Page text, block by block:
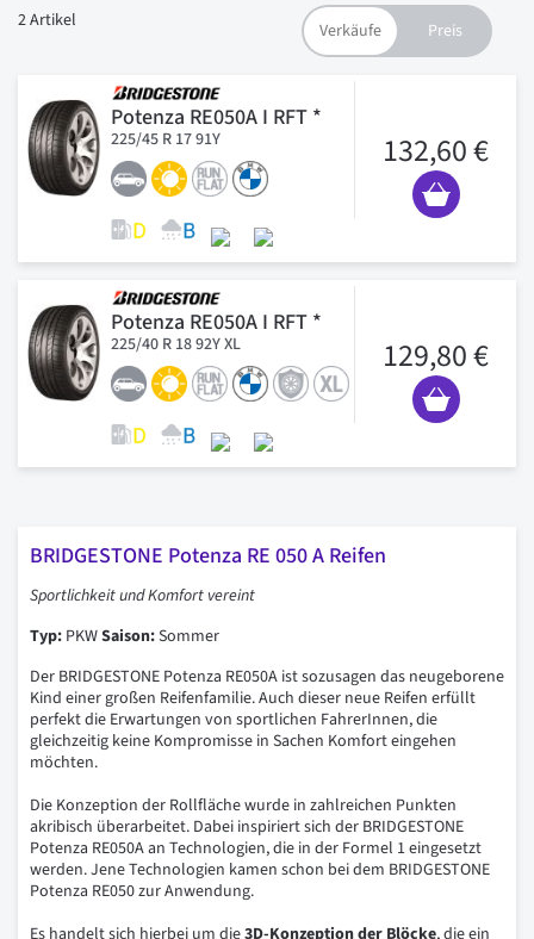
2Artikel
Potenza RE050A I RFT *
225/45 R 17 91Y 132,60 €
Potenza RE050A I RFT *
225/40 R 18 92Y XL 129,80 €
BRIDGESTONE Potenza RE 050 A Reifen
SportlichkeitundKomfort vereint
Typ: PKWSaison:Sommer
Der BRIDGESTONE Potenza RE050A ist sozusagen das neugeborene
Kind einer großen Reifenfamilie. Auch dieser neue Reifen erfüllt
perfekt die Erwartungen von sportlichen FahrerInnen, die
gleichzeitig keine Kompromisse in Sachen Komfort eingehen
möchten.
Die Konzeption der Rollfläche wurde in zahlreichen Punkten
akribisch überarbeitet. Dabei inspiriert sich der BRIDGESTONE
Potenza RE050A an Technologien, die in der Formel 1 eingesetzt
werden. Jene Technologien kamen schon bei dem BRIDGESTONE
Potenza RE050 zur Anwendung.
Es handelt sich hierbei um die3D-Konzeptionder Blöcke, die ein